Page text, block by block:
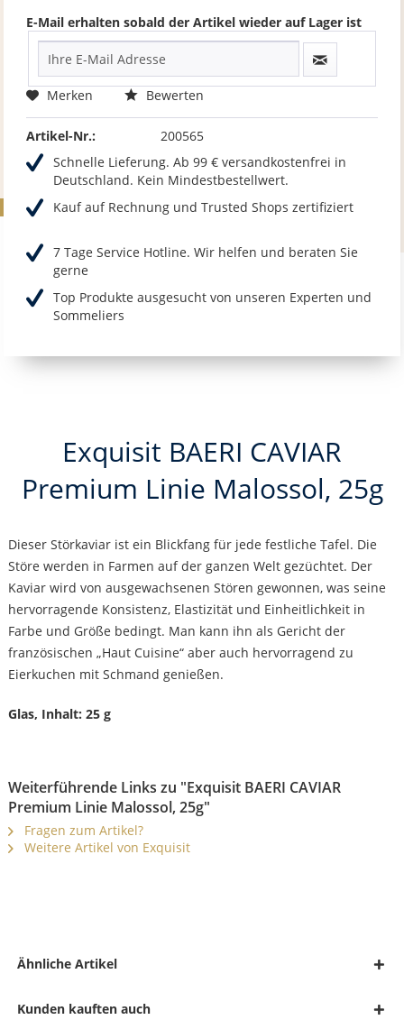
E-Mail erhalten sobald der Artikel wieder auf Lager ist
Merken Bewerten
Artikel-Nr.:
200565
Schnelle Lieferung. Ab 99 € versandkostenfrei in
Deutschland. Kein Mindestbestellwert.
Kauf auf Rechnung und Trusted Shops zertifiziert
7 Tage Service Hotline. Wir helfen und beraten Sie
gerne
Top Produkte ausgesucht von unseren Experten und
Sommeliers
Exquisit BAERI CAVIAR
Premium Linie Malossol, 25g
Dieser Störkaviar ist ein Blickfang für jede festliche Tafel. Die
Störe werden in Farmen auf der ganzen Welt gezüchtet. Der
Kaviar wird von ausgewachsenen Stören gewonnen, was seine
hervorragende Konsistenz, Elastizität und Einheitlichkeit in
Farbe und Größe bedingt. Man kann ihn als Gericht der
französischen „Haut Cuisine“ aber auch hervorragend zu
Eierkuchen mit Schmand genießen.
Glas, Inhalt: 25 g
Weiterführende Links zu "Exquisit BAERI CAVIAR
Premium Linie Malossol, 25g"
Fragen zum Artikel?
Weitere Artikel von Exquisit
Ähnliche Artikel
Kunden kauften auch